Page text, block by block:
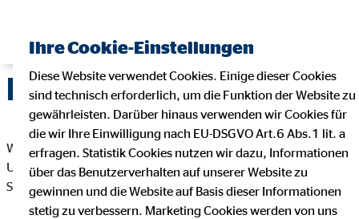
Datenschutz
Wir freuen uns sehr über Ihr Interesse an unserem
Unternehmen. Datenschutz hat einen besonders hohen
Stellenwert bei der OVB Vermögensberatung AG.
Ihre Cookie-Einstellungen
Diese Website verwendet Cookies. Einige dieser Cookies
sind technisch erforderlich, um die Funktion der Website zu
gewährleisten. Darüber hinaus verwenden wir Cookies für
die wir Ihre Einwilligung nach EU-DSGVO Art.6 Abs.1 lit. a
erfragen. Statistik Cookies nutzen wir dazu, Informationen
über das Benutzerverhalten auf unserer Website zu
gewinnen und die Website auf Basis dieser Informationen
stetig zu verbessern. Marketing Cookies werden von uns